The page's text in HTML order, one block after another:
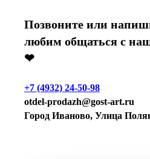
Позвоните или
любим общаться с
❤
+7 (4932) 24-50-98
otdel-prodazh@gost-art.ru
Город Иваново, Улица